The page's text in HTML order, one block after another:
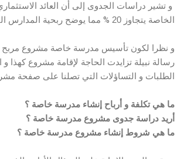
و تشير دراسات الجدوى إلى أن العائد
الخاصة يتجاوز 20
% مما يوضح ربحية المدارس
و نظرا لكون تأسيس مدرسة خاصة مشروع
رسالة نبيلة تزايدت الحاجة لإقامة مشروع كهذا
الطلبات و التساؤلات التي تصلنا على صفحة
ما هي تكلفة و أرباح إنشاء مدرسة خاصة ؟
أريد دراسة جدوى مشروع مدرسة خاصة ؟
ما هي شروط إنشاء مشروع مدرسة خاصة ؟